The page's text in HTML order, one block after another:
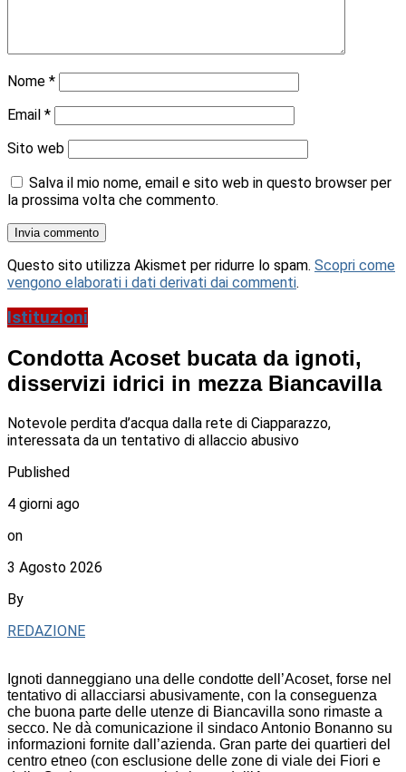
Nome *
Email *
Sito web
Salva il mio nome, email e sito web in questo browser per
la prossima volta che commento.
Questo sito utilizza Akismet per ridurre lo spam. Scopri come
vengono elaborati i dati derivati dai commenti.
Istituzioni
Condotta Acoset bucata da ignoti,
disservizi idrici in mezza Biancavilla
Notevole perdita d’acqua dalla rete di Ciapparazzo,
interessata da un tentativo di allaccio abusivo
Published
4 giorni ago
on
3 Agosto 2026
By
REDAZIONE
Ignoti danneggiano una delle condotte dell’Acoset, forse nel
tentativo di allacciarsi abusivamente, con la conseguenza
che buona parte delle utenze di Biancavilla sono rimaste a
secco. Ne dà comunicazione il sindaco Antonio Bonanno su
informazioni fornite dall’azienda. Gran parte dei quartieri del
centro etneo (con esclusione delle zone di viale dei Fiori e